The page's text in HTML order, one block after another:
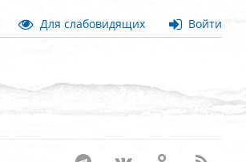
Для слабовидящих Войти